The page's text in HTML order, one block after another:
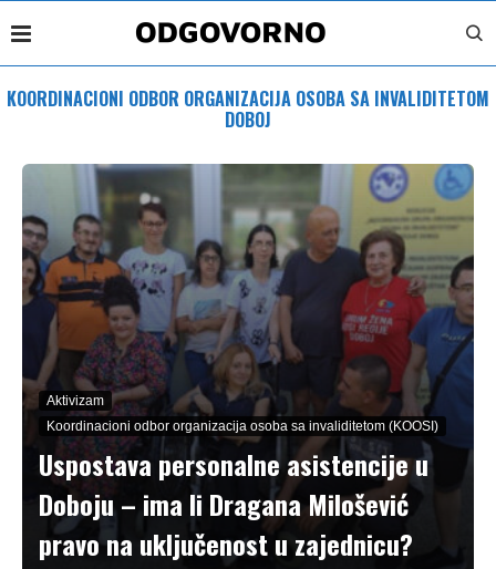
KOORDINACIONI ODBOR ORGANIZACIJA OSOBA SA INVALIDITETOM
DOBOJ
Aktivizam
Koordinacioni odbor organizacija osoba sa invaliditetom (KOOSI)
Uspostava personalne asistencije u
Doboju – ima li Dragana Milošević
pravo na uključenost u zajednicu?